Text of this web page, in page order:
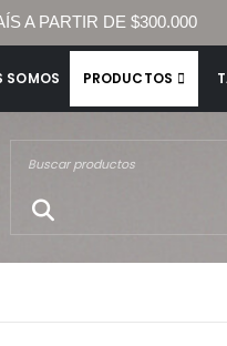
A PARTIR DE $300.000
SOMOS PRODUCTOS